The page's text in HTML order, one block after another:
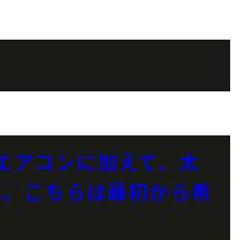
アコンに加えて、太
こちらは最初から希